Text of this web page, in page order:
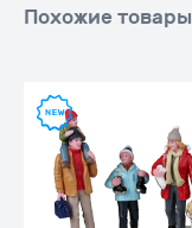
Похожие товары